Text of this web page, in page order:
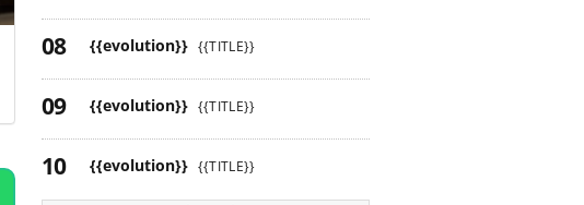
{{evolution}} {{TITLE}}
{{evolution}} {{TITLE}}
{{evolution}} {{TITLE}}